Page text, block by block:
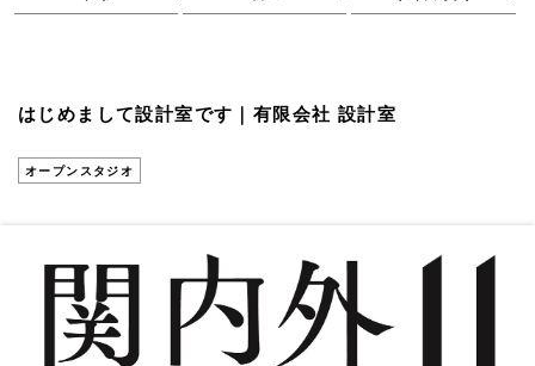
はじめまして設計室です｜有限会社 設計室
オープンスタジオ